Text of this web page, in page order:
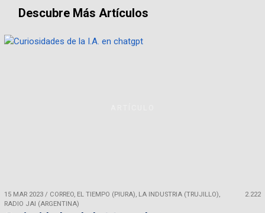
Descubre Más Artículos
15 MAR 2023/ CORREO, EL TIEMPO (PIURA), LA INDUSTRIA (TRUJILLO),
RADIO JAI (ARGENTINA)
2.222